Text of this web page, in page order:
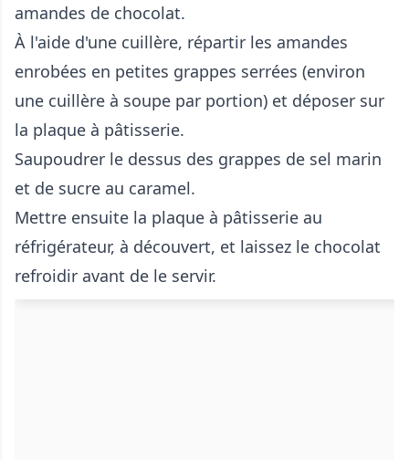
amandes de chocolat.
À l'aide d'une cuillère, répartir les amandes
enrobées en petites grappes serrées (environ
une cuillère à soupe par portion) et déposer sur
la plaque à pâtisserie.
Saupoudrer le dessus des grappes de sel marin
et de sucre au caramel.
Mettre ensuite la plaque à pâtisserie au
réfrigérateur, à découvert, et laissez le chocolat
refroidir avant de le servir.